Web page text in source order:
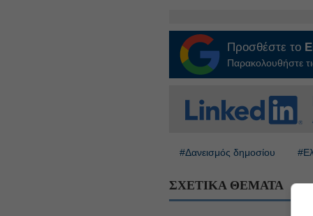
Προσθέστε το
Παρακολουθήστε
#Δανεισμός δημοσίου
ΣΧΕΤΙΚΑ ΘΕΜΑΤΑ